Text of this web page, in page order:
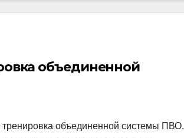
объединенной
объединенной системы ПВО.